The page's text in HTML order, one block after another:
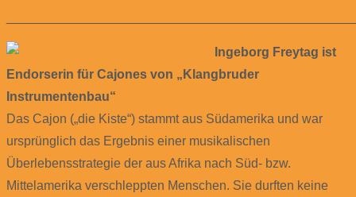
Ingeborg Freytag ist
Endorserin für Cajones von „Klangbruder
Instrumentenbau“
Das Cajon („die Kiste“) stammt aus Südamerika und war
ursprünglich das Ergebnis einer musikalischen
Überlebensstrategie der aus Afrika nach Süd- bzw.
Mittelamerika verschleppten Menschen. Sie durften keine